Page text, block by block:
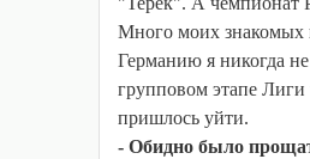
Много моих знакомых
Германию я никогда
групповом этапе Лиги
пришлось уйти.
- Обидно было